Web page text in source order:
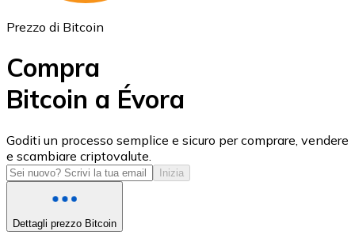
USD Coin
USDC
Prezzo di Bitcoin
Compra
Bitcoin a Évora
Goditi un processo semplice e sicuro per comprare, vendere
e scambiare criptovalute.
Inizia
Dettagli prezzo Bitcoin